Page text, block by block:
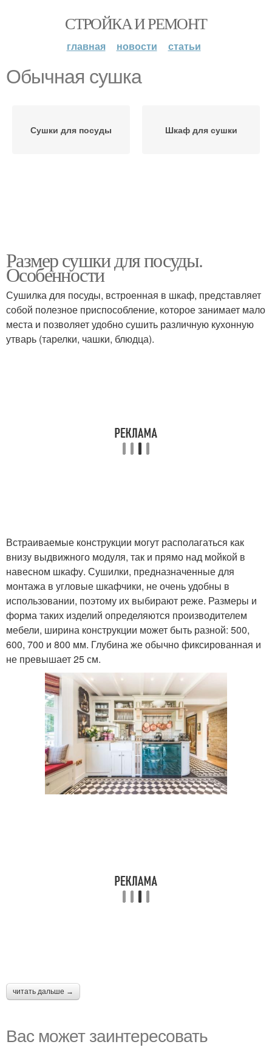
СТРОЙКА И РЕМОНТ
главная новости статьи
Обычная сушка
Сушки для посуды Шкаф для сушки
Размер сушки для посуды.
Особенности
Сушилка для посуды, встроенная в шкаф, представляет
собой полезное приспособление, которое занимает мало
места и позволяет удобно сушить различную кухонную
утварь (тарелки, чашки, блюдца).
Встраиваемые конструкции могут располагаться как
внизу выдвижного модуля, так и прямо над мойкой в
навесном шкафу. Сушилки, предназначенные для
монтажа в угловые шкафчики, не очень удобны в
использовании, поэтому их выбирают реже. Размеры и
форма таких изделий определяются производителем
мебели, ширина конструкции может быть разной: 500,
600, 700 и 800 мм. Глубина же обычно фиксированная и
не превышает 25 см.
читать дальше →
Вас может заинтересовать